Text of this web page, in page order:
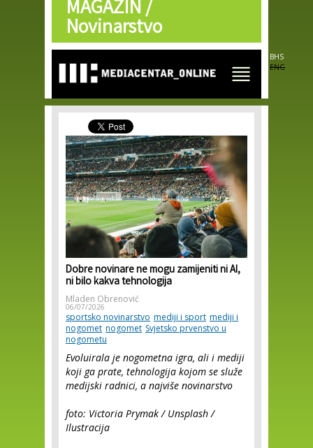
Skip to
main
content
MAGAZIN /
Novinarstvo
BHS
ENG
Dobre novinare ne mogu zamijeniti ni AI,
ni bilo kakva tehnologija
Mladen Obrenović
06/07/2026
sportsko novinarstvo mediji i sport mediji i
nogomet nogomet Svjetsko prvenstvo u
nogometu
Evoluirala je nogometna igra, ali i mediji
koji ga prate, tehnologija kojom se služe
medijski radnici, a najviše novinarstvo
foto: Victoria Prymak / Unsplash /
Ilustracija